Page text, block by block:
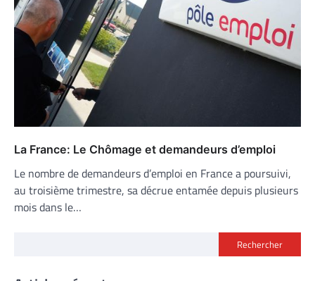
La France: Le Chômage et demandeurs d’emploi
Le nombre de demandeurs d’emploi en France a poursuivi,
au troisième trimestre, sa décrue entamée depuis plusieurs
mois dans le…
Rechercher